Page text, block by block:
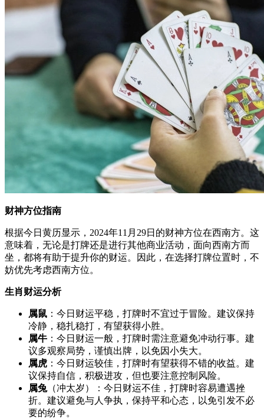
财神方位指南
根据今日黄历显示，2024年11月29日的财神方位在西南方。这
意味着，无论是打牌还是进行其他商业活动，面向西南方而
坐，都将有助于提升你的财运。因此，在选择打牌位置时，不
妨优先考虑西南方位。
生肖财运分析
属鼠 ：今日财运平稳，打牌时不宜过于冒险。建议保持
冷静，稳扎稳打，有望获得小胜。
属牛 ：今日财运一般，打牌时需注意避免冲动行事。建
议多观察局势，谨慎出牌，以免因小失大。
属虎 ：今日财运较佳，打牌时有望获得不错的收益。建
议保持自信，积极进攻，但也要注意控制风险。
属兔（冲太岁）：今日财运不佳，打牌时容易遭遇挫
折。建议避免与人争执，保持平和心态，以免引发不必
要的纷争。